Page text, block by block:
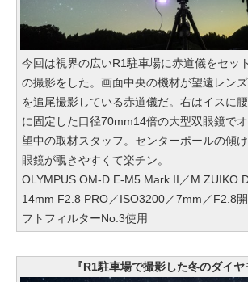
今回は視界の広いR1駐車場に赤道儀をセッ
の撮影をした。画面中央の機材が望遠レン
を追尾撮影している赤道儀だ。右はイスに
に固定した口径70mm14倍の大型双眼鏡で
望中の取材スタッフ。センターポールの傾
眼鏡が覗きやすくて楽チン。
OLYMPUS OM-D E-M5 Mark II／M.ZUIKO
14mm F2.8 PRO／ISO3200／7mm／F2.8
フトフィルターNo.3使用
『R1駐車場で撮影した冬のダイヤ